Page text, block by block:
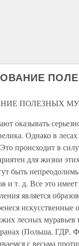
ПОЛЕЗНЫХ
оказывать
Однако в
происходит в
для жизни
быть
и т. д. Все это
является
искусственные
лесных
(Польша,
с весьма